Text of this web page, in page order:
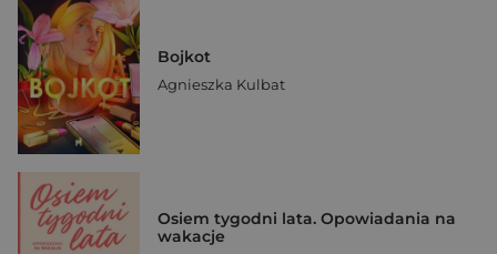
Bojkot
Agnieszka Kulbat
Osiem tygodni lata. Opowiadania na
wakacje